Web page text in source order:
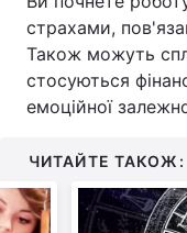
страхами,
Також можуть
стосуються
емоційної
ЧИТАЙТЕ ТАКОЖ: